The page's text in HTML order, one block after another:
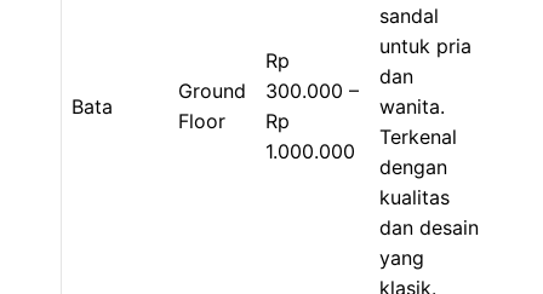
Bata
Ground
Floor
Rp
300.000 –
Rp
1.000.000
sandal
untuk pria
dan
wanita.
Terkenal
dengan
kualitas
dan desain
yang
klasik.